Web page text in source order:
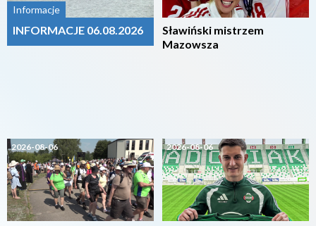
Informacje
INFORMACJE 06.08.2026
2026-08-06
Sławiński mistrzem
Mazowsza
2026-08-06